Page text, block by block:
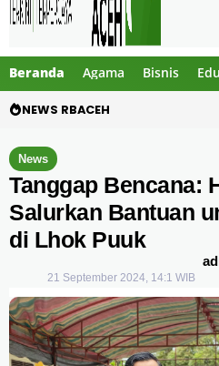
Beranda Agama Bisnis
NEWS RBACEH
News
Tanggap Bencana:
Salurkan Bantuan
di Lhok Puuk
21 September 2024, 14:1 WIB